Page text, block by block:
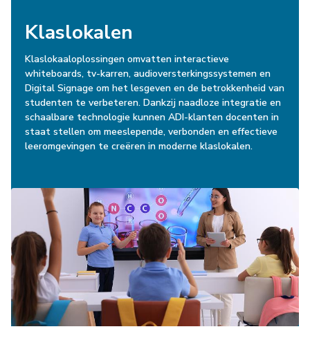
Klaslokalen
Klaslokaaloplossingen omvatten interactieve
whiteboards, tv-karren, audioversterkingssystemen en
Digital Signage om het lesgeven en de betrokkenheid van
studenten te verbeteren. Dankzij naadloze integratie en
schaalbare technologie kunnen ADI-klanten docenten in
staat stellen om meeslepende, verbonden en effectieve
leeromgevingen te creëren in moderne klaslokalen.